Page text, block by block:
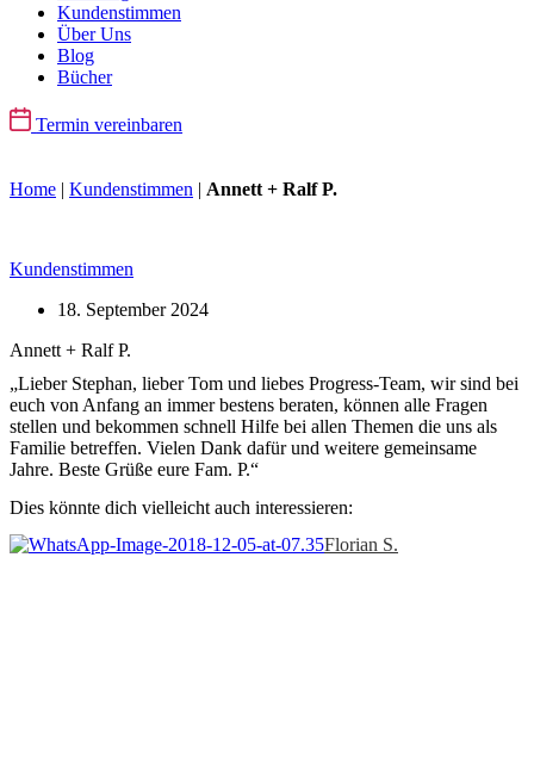
Kundenstimmen
Über Uns
Blog
Bücher
Termin vereinbaren
Home | Kundenstimmen | Annett + Ralf P.
Kundenstimmen
18. September 2024
Annett + Ralf P.
„Lieber Stephan, lieber Tom und liebes Progress-Team, wir sind bei
euch von Anfang an immer bestens beraten, können alle Fragen
stellen und bekommen schnell Hilfe bei allen Themen die uns als
Familie betreffen. Vielen Dank dafür und weitere gemeinsame
Jahre. Beste Grüße eure Fam. P.“
Dies könnte dich vielleicht auch interessieren:
Florian S.